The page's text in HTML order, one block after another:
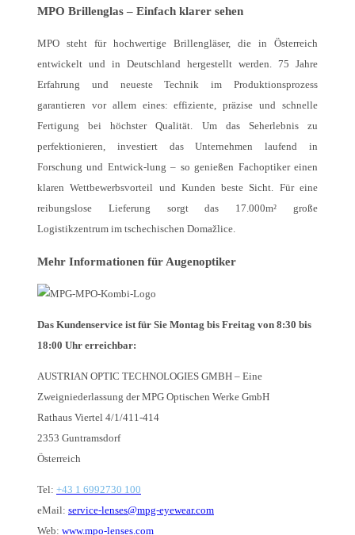
MPO Brillenglas – Einfach klarer sehen
MPO steht für hochwertige Brillengläser, die in Österreich
entwickelt und in Deutschland hergestellt werden. 75 Jahre
Erfahrung und neueste Technik im Produktionsprozess
garantieren vor allem eines: effiziente, präzise und schnelle
Fertigung bei höchster Qualität. Um das Seherlebnis zu
perfektionieren, investiert das Unternehmen laufend in
Forschung und Entwick-lung – so genießen Fachoptiker einen
klaren Wettbewerbsvorteil und Kunden beste Sicht. Für eine
reibungslose Lieferung sorgt das 17.000m² große
Logistikzentrum im tschechischen Domažlice.
Mehr Informationen für Augenoptiker
Das Kundenservice ist für Sie Montag bis Freitag von 8:30 bis
18:00 Uhr erreichbar:
AUSTRIAN OPTIC TECHNOLOGIES GMBH – Eine
Zweigniederlassung der MPG Optischen Werke GmbH
Rathaus Viertel 4/1/411-414
2353 Guntramsdorf
Österreich
Tel: +43 1 6992730 100
eMail: service-lenses@mpg-eyewear.com
Web: www.mpo-lenses.com